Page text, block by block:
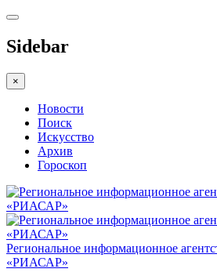
Sidebar
×
Новости
Поиск
Искусство
Архив
Гороскоп
Региональное информационное
«РИАСАР»